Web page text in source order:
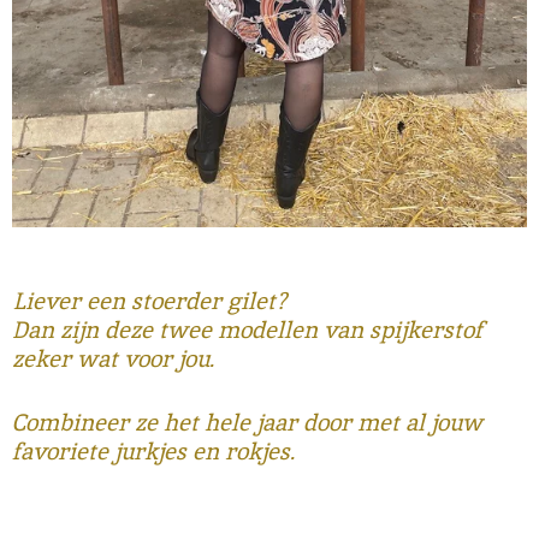
Liever een stoerder gilet?
Dan zijn deze twee modellen van spijkerstof
zeker wat voor jou.
Combineer ze het hele jaar door met al jouw
favoriete jurkjes en rokjes.